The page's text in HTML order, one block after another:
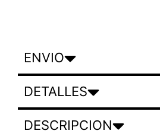
ENVIO
DETALLES
DESCRIPCION